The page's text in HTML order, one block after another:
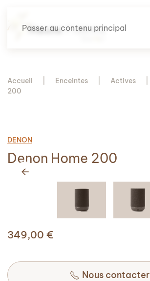
Passer au contenu principal
Accueil Enceintes Actives
200
DENON
Denon Home 200
349,00 €
Nous contacter